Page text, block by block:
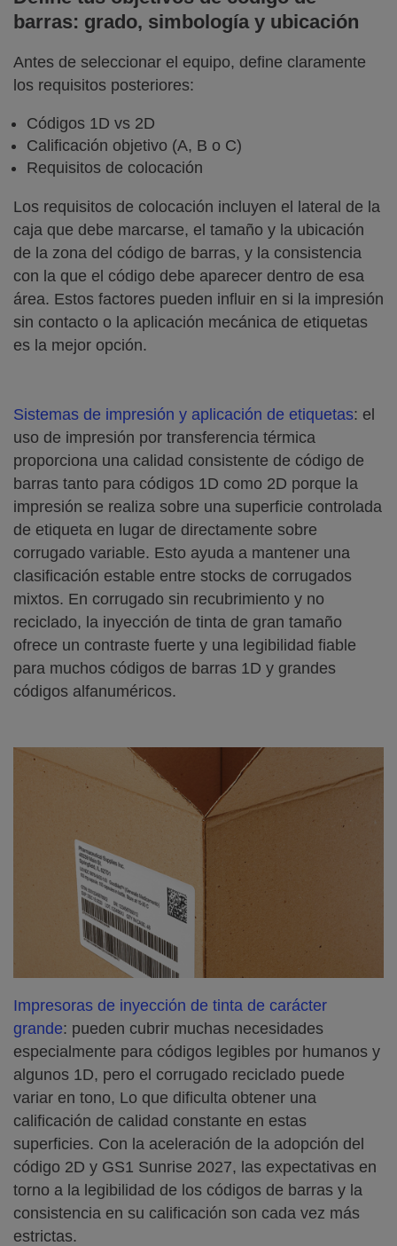
barras: grado, simbología y ubicación
Antes de seleccionar el equipo, define claramente
los requisitos posteriores:
Códigos 1D vs 2D
Calificación objetivo (A, B o C)
Requisitos de colocación
Los requisitos de colocación incluyen el lateral de la
caja que debe marcarse, el tamaño y la ubicación
de la zona del código de barras, y la consistencia
con la que el código debe aparecer dentro de esa
área. Estos factores pueden influir en si la impresión
sin contacto o la aplicación mecánica de etiquetas
es la mejor opción.
Sistemas de impresión y aplicación de etiquetas: el
uso de impresión por transferencia térmica
proporciona una calidad consistente de código de
barras tanto para códigos 1D como 2D porque la
impresión se realiza sobre una superficie controlada
de etiqueta en lugar de directamente sobre
corrugado variable. Esto ayuda a mantener una
clasificación estable entre stocks de corrugados
mixtos. En corrugado sin recubrimiento y no
reciclado, la inyección de tinta de gran tamaño
ofrece un contraste fuerte y una legibilidad fiable
para muchos códigos de barras 1D y grandes
códigos alfanuméricos.
Impresoras de inyección de tinta de carácter
grande: pueden cubrir muchas necesidades
especialmente para códigos legibles por humanos y
algunos 1D, pero el corrugado reciclado puede
variar en tono, Lo que dificulta obtener una
calificación de calidad constante en estas
superficies. Con la aceleración de la adopción del
código 2D y GS1 Sunrise 2027, las expectativas en
torno a la legibilidad de los códigos de barras y la
consistencia en su calificación son cada vez más
estrictas.